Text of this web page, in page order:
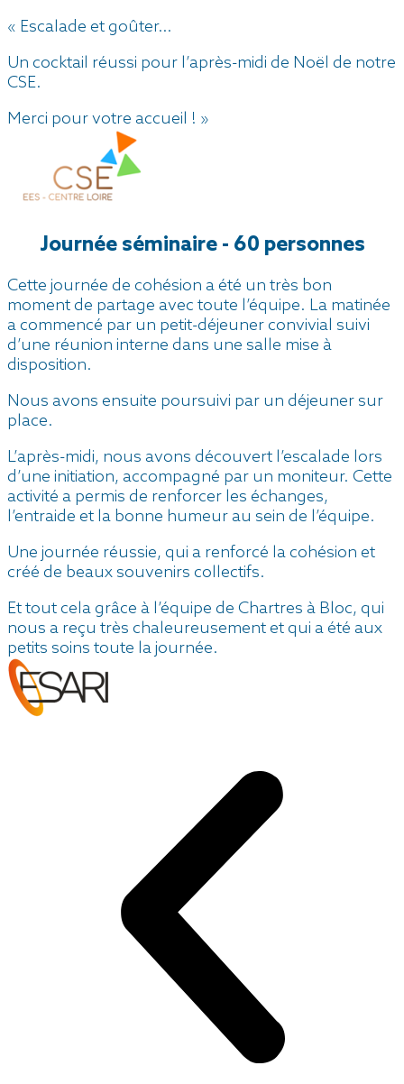
« Escalade et goûter…
Un cocktail réussi pour l’après-midi de Noël de notre
CSE.
Merci pour votre accueil ! »
Journée séminaire - 60 personnes
Cette journée de cohésion a été un très bon
moment de partage avec toute l’équipe. La matinée
a commencé par un petit-déjeuner convivial suivi
d’une réunion interne dans une salle mise à
disposition.
Nous avons ensuite poursuivi par un déjeuner sur
place.
L’après-midi, nous avons découvert l’escalade lors
d’une initiation, accompagné par un moniteur. Cette
activité a permis de renforcer les échanges,
l’entraide et la bonne humeur au sein de l’équipe.
Une journée réussie, qui a renforcé la cohésion et
créé de beaux souvenirs collectifs.
Et tout cela grâce à l’équipe de Chartres à Bloc, qui
nous a reçu très chaleureusement et qui a été aux
petits soins toute la journée.